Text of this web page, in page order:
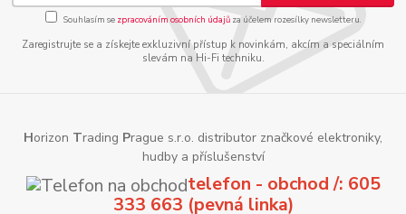
Souhlasím se zpracováním osobních údajůza účelem rozesílky newsletteru.
Zaregistrujte se a získejte exkluzivní přístup k novinkám, akcím a speciálním
slevám na Hi-Fi techniku.
Horizon Trading Prague s.r.o. distributor značkové elektroniky,
hudby a příslušenství
telefon - obchod /: 605
333 663 (pevná linka)